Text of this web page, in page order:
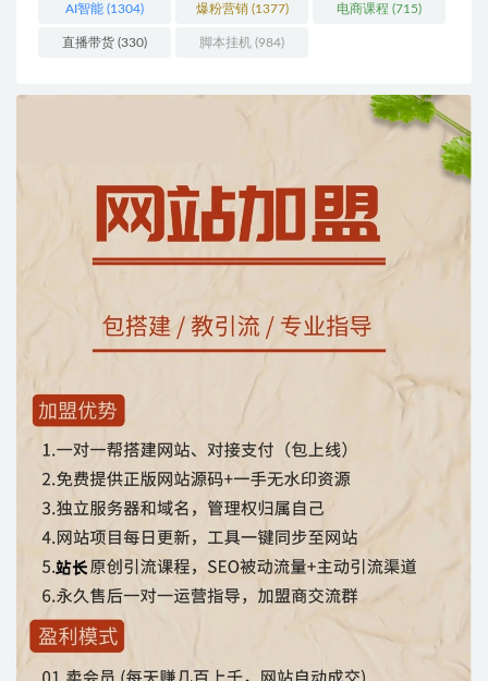
AI智能 (1304) 爆粉营销(1377) 电商课程 (715)
直播带货 (330) 脚本挂机 (984)